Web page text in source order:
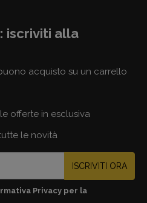
iscriviti alla
acquisto su un carrello
offerte in esclusiva
le novità
ISCRIVITI ORA
Privacy per la